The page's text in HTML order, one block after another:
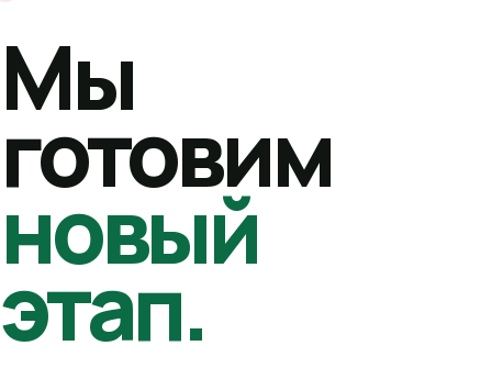
Мы
готовим
новый
этап.